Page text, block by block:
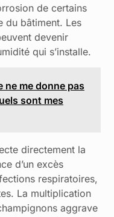
de certains
du bâtiment. Les
devenir
qui s’installe.
ne me donne pas
sont mes
directement la
d’un excès
respiratoires,
La multiplication
aggrave